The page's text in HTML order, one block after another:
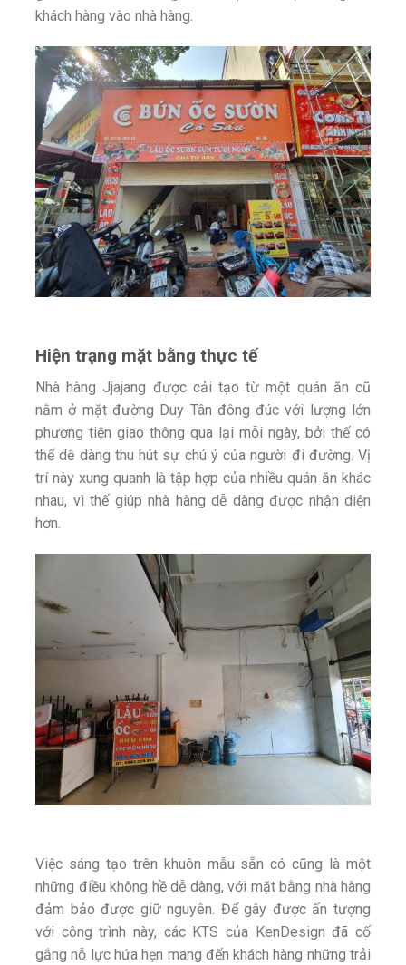
khách hàng vào nhà hàng.
Hiện trạng mặt bằng thực tế
Nhà hàng Jjajang được cải tạo từ một quán ăn cũ
nằm ở mặt đường Duy Tân đông đúc với lượng lớn
phương tiện giao thông qua lại mỗi ngày, bởi thế có
thể dễ dàng thu hút sự chú ý của người đi đường. Vị
trí này xung quanh là tập hợp của nhiều quán ăn khác
nhau, vì thế giúp nhà hàng dễ dàng được nhận diện
hơn.
Việc sáng tạo trên khuôn mẫu sẵn có cũng là một
những điều không hề dễ dàng, với mặt bằng nhà hàng
đảm bảo được giữ nguyên. Để gây được ấn tượng
với công trình này, các KTS của KenDesign đã cố
gắng nỗ lực hứa hẹn mang đến khách hàng những trải